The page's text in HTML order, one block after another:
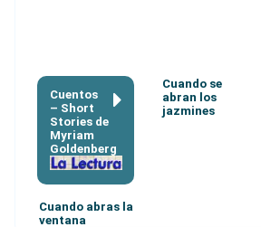
Cuentos
– Short
Stories de
Myriam
Goldenberg
Cuando se
abran los
jazmines
Cuando abras la
ventana